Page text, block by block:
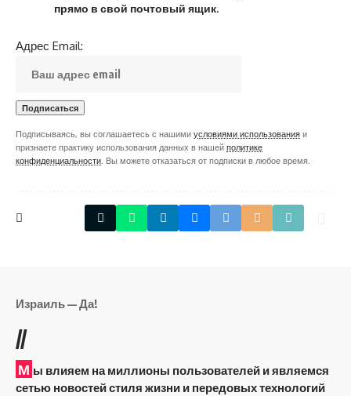
прямо в свой почтовый ящик.
Адрес Email:
Подписываясь, вы соглашаетесь с нашими условиями использования и
признаете практику использования данных в нашей политике
конфиденциальности . Вы можете отказаться от подписки в любое время.
Израиль — Да!
//
М ы влияем на миллионы пользователей и являемся
сетью новостей стиля жизни и передовых технологий